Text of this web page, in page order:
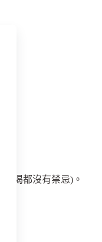
喝都沒有禁忌)。